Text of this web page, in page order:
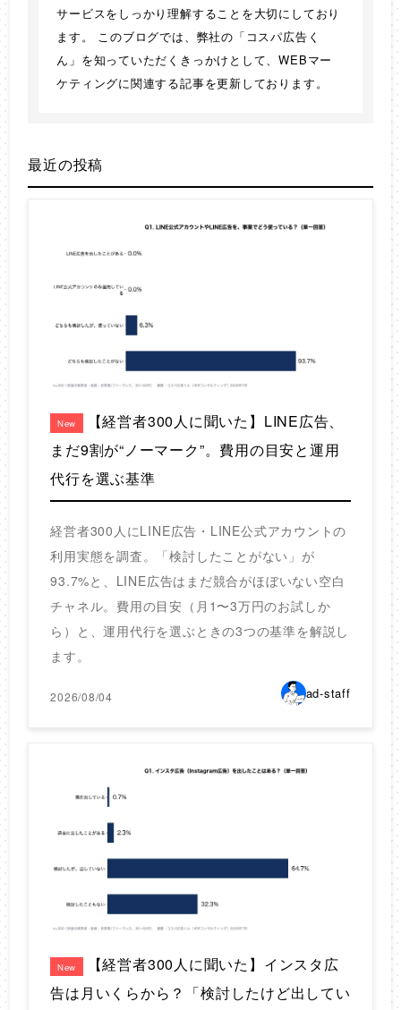
サービスをしっかり理解することを大切にしており
ます。 このブログでは、弊社の「コスパ広告く
ん」を知っていただくきっかけとして、WEBマー
ケティングに関連する記事を更新しております。
最近の投稿
New
【経営者300人に聞いた】LINE広告、
まだ9割が“ノーマーク”。費用の目安と運用
代行を選ぶ基準
経営者300人にLINE広告・LINE公式アカウントの
利用実態を調査。「検討したことがない」が
93.7%と、LINE広告はまだ競合がほぼいない空白
チャネル。費用の目安（月1〜3万円のお試しか
ら）と、運用代行を選ぶときの3つの基準を解説し
ます。
2026/08/04 ad-staff
New
【経営者300人に聞いた】インスタ広
告は月いくらから？「検討したけど出してい